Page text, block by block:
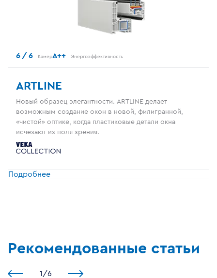
6 / 6 КамерA++ Энергоэффективность
ARTLINE
Новый образец элегантности. ARTLINE делает
возможным создание окон в новой, филигранной,
«чистой» оптике, когда пластиковые детали окна
исчезают из поля зрения.
Подробнее
Рекомендованные статьи
1 /6